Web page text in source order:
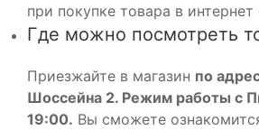
при покупке товара в интернет
Где можно посмотреть
Приезжайте в магазин по
Шоссейна 2. Режим работы с
19:00. Вы сможете